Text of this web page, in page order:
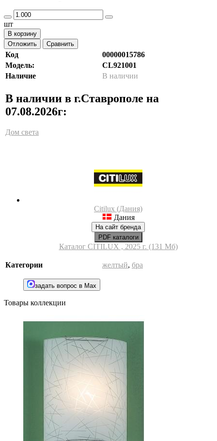
шт
В корзину
Отложить
Сравнить
Код
00000015786
Модель:
CL921001
Наличие
В наличии
В наличии в г.Ставрополе на
07.08.2026г:
Дом света
Citilux (Дания)
Дания
На сайт бренда
PDF каталоги
Каталог CITILUX , 2025 г. (131 Мб)
Категории желтый, бра
задать вопрос в Max
Товары коллекции